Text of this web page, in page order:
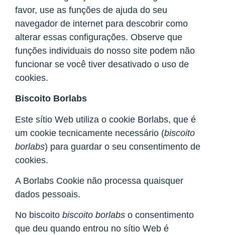
favor, use as funções de ajuda do seu
navegador de internet para descobrir como
alterar essas configurações. Observe que
funções individuais do nosso site podem não
funcionar se você tiver desativado o uso de
cookies.
Biscoito Borlabs
Este sítio Web utiliza o cookie Borlabs, que é
um cookie tecnicamente necessário (biscoito
borlabs) para guardar o seu consentimento de
cookies.
A Borlabs Cookie não processa quaisquer
dados pessoais.
No biscoito biscoito borlabs o consentimento
que deu quando entrou no sítio Web é